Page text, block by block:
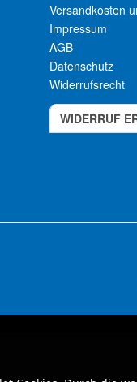
Versandkosten
Impressum
AGB
Datenschutz
Widerrufsrecht
WIDERRUF